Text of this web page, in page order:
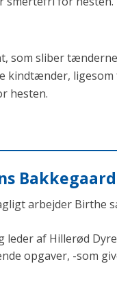
som sliber
kindtænder,
hesten.
Bakkegaard
arbejder Birthe
leder af Hillerød
opgaver, -som